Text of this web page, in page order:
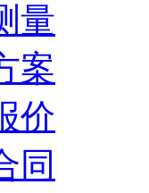
量
案
价
同